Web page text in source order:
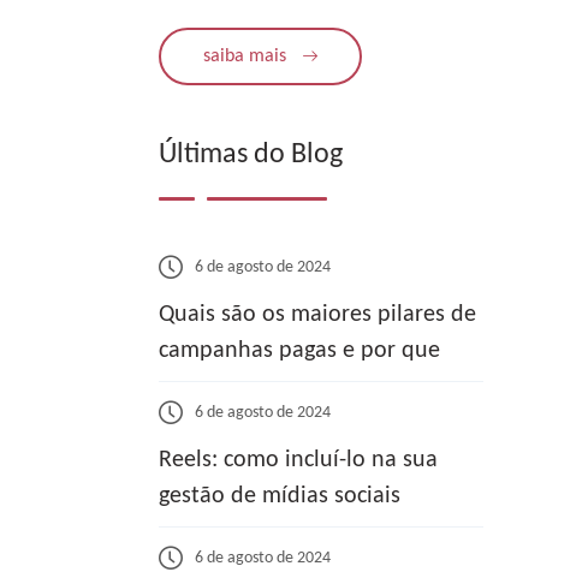
saiba mais
Últimas do Blog
6 de agosto de 2024
Quais são os maiores pilares de
campanhas pagas e por que
6 de agosto de 2024
Reels: como incluí-lo na sua
gestão de mídias sociais
6 de agosto de 2024